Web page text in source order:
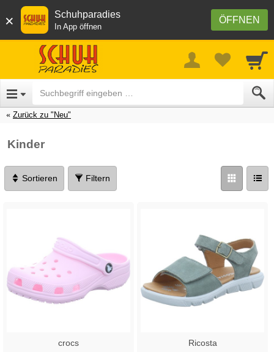
× ÖFFNEN
Schuhparadies
In App öffnen
Zurück zu "Neu"
Kinder
Sortieren Filtern
crocs Ricosta